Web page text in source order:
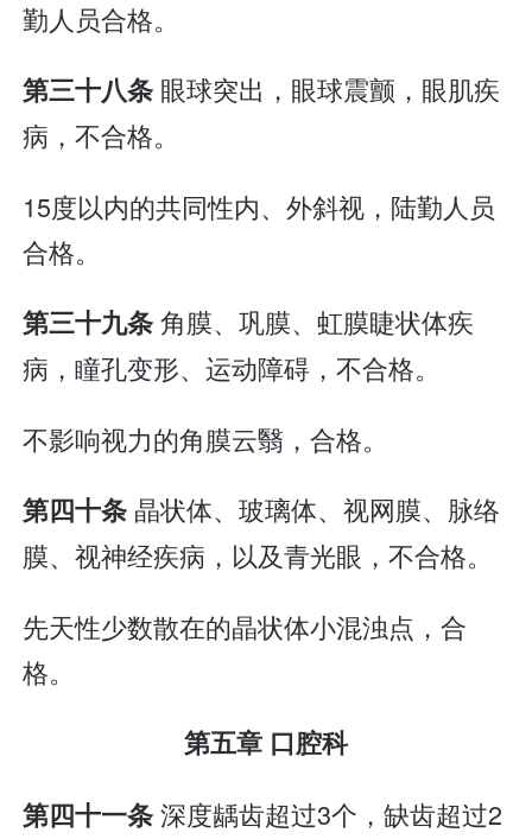
勤人员合格。
第三十八条 眼球突出，眼球震颤，眼肌疾
病，不合格。
15度以内的共同性内、外斜视，陆勤人员
合格。
第三十九条角膜、巩膜、虹膜睫状体疾
病，瞳孔变形、运动障碍，不合格。
不影响视力的角膜云翳，合格。
第四十条 晶状体、玻璃体、视网膜、脉络
膜、视神经疾病，以及青光眼，不合格。
先天性少数散在的晶状体小混浊点，合
格。
第五章 口腔科
第四十一条深度龋齿超过3个，缺齿超过2